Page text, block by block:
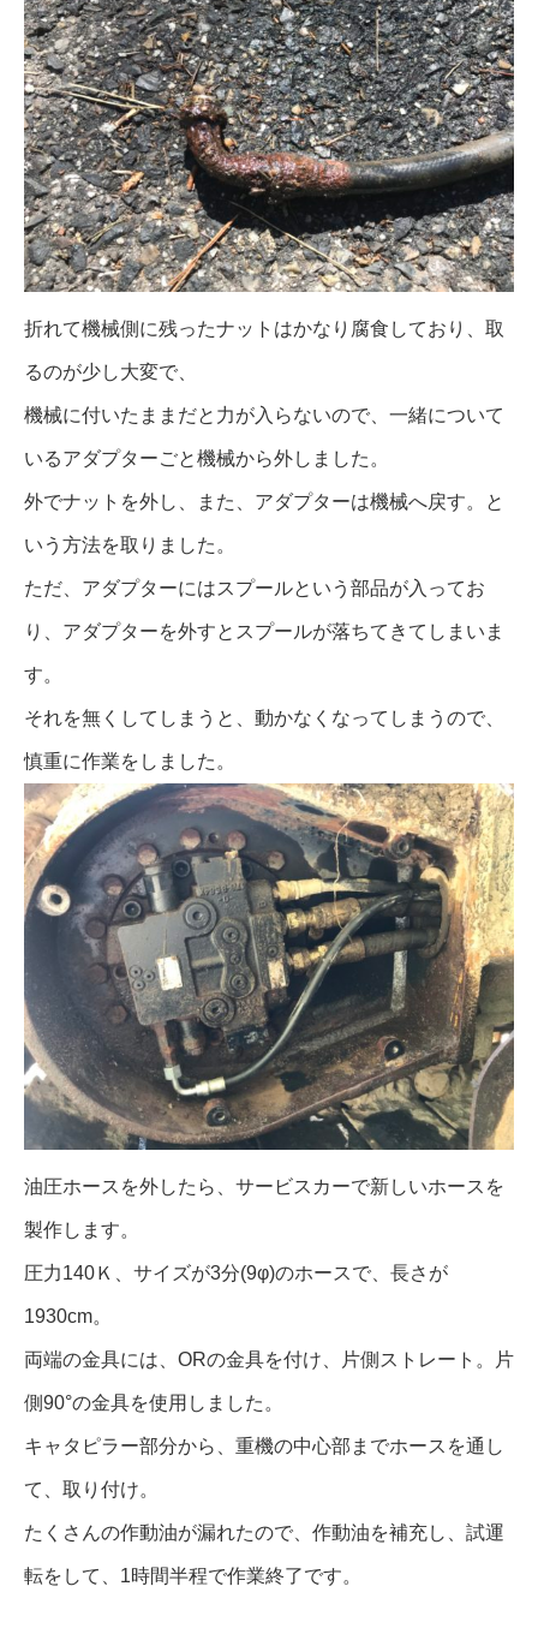
折れて機械側に残ったナットはかなり腐食しており、取
るのが少し大変で、
機械に付いたままだと力が入らないので、一緒について
いるアダプターごと機械から外しました。
外でナットを外し、また、アダプターは機械へ戻す。と
いう方法を取りました。
ただ、アダプターにはスプールという部品が入ってお
り、アダプターを外すとスプールが落ちてきてしまいま
す。
それを無くしてしまうと、動かなくなってしまうので、
慎重に作業をしました。
油圧ホースを外したら、サービスカーで新しいホースを
製作します。
圧力140Ｋ、サイズが3分(9φ)のホースで、長さが
1930cm。
両端の金具には、ORの金具を付け、片側ストレート。片
側90°の金具を使用しました。
キャタピラー部分から、重機の中心部までホースを通し
て、取り付け。
たくさんの作動油が漏れたので、作動油を補充し、試運
転をして、1時間半程で作業終了です。